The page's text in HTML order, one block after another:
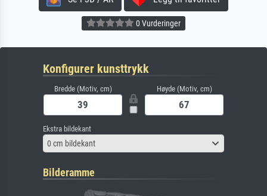
0 Vurderinger
Konfigurer kunsttrykk
Bredde (Motiv, cm) Høyde (Motiv, cm)
Ekstra bildekant
0 cm bildekant
Bilderamme